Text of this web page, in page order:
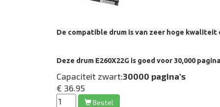
De compatible drum is van zeer hoge
Deze drum E260X22G is goed voor 30,000
Capaciteit zwart:30000 pagina's
€ 36.95
Bestel